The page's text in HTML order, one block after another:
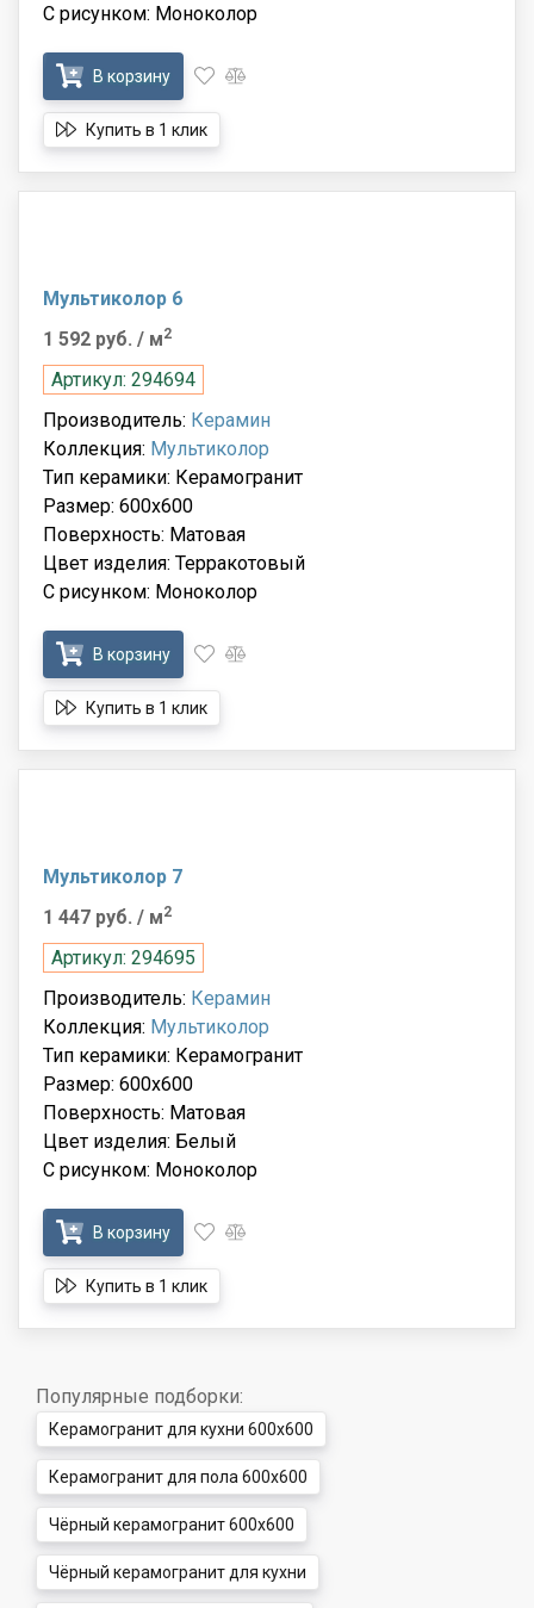
С рисунком: Моноколор
В корзину
Купить в 1 клик
Мультиколор 6
1 592 руб. / м2
Артикул: 294694
Производитель: Керамин
Коллекция: Мультиколор
Тип керамики: Керамогранит
Размер: 600x600
Поверхность: Матовая
Цвет изделия: Терракотовый
С рисунком: Моноколор
В корзину
Купить в 1 клик
Мультиколор 7
1 447 руб. / м2
Артикул: 294695
Производитель: Керамин
Коллекция: Мультиколор
Тип керамики: Керамогранит
Размер: 600x600
Поверхность: Матовая
Цвет изделия: Белый
С рисунком: Моноколор
В корзину
Купить в 1 клик
Популярные подборки:
Керамогранит для кухни 600x600
Керамогранит для пола 600x600
Чёрный керамогранит 600x600
Чёрный керамогранит для кухни